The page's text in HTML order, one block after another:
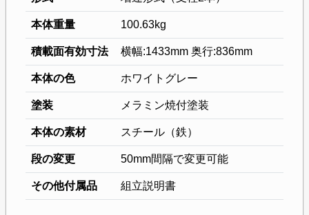
本体重量 100.63kg
積載面有効寸法 横幅:1433mm 奥行:836mm
本体の色 ホワイトグレー
塗装 メラミン焼付塗装
本体の素材 スチール（鉄）
段の変更 50mm間隔で変更可能
その他付属品 組立説明書